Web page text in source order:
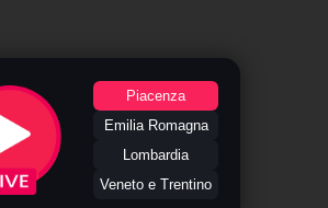
Piacenza
Emilia Romagna
Lombardia
Veneto e Trentino